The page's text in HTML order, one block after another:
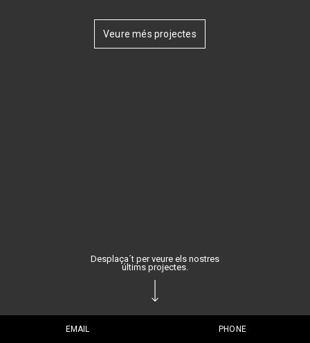
Desplaça´t per veure els nostres
últims projectes.
Veure més projectes
EMAIL PHONE